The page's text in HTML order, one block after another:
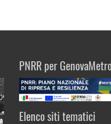
PNRR per
Elenco siti tematici